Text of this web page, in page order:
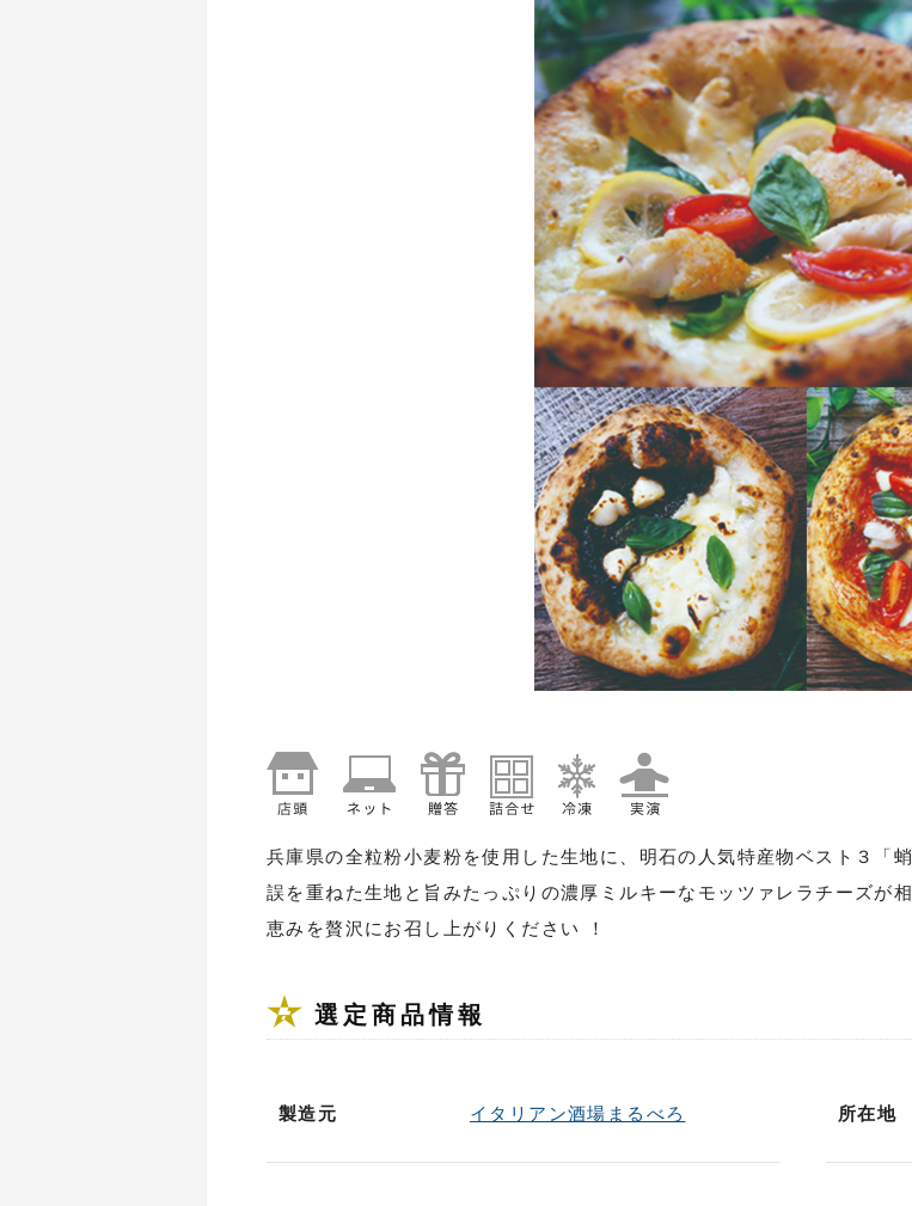
兵庫県の全粒粉小麦粉を使用した生地に、明石の人気特産物ベスト３「
誤を重ねた生地と旨みたっぷりの濃厚ミルキーなモッツァレラチーズが
恵みを贅沢にお召し上がりください ！
選定商品情報
製造元 イタリアン酒場まるべろ 所在地